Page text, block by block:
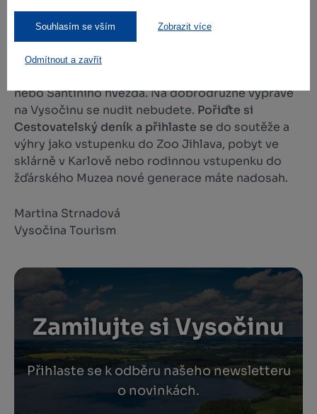
Souhlasím se vším Zobrazit více
Odmítnout a zavřít
lomů, na hrad Roštejn, Kámen, Dalešickou nebo
Vírskou přehradu, zámek v Jaroměřicích nad
Rokytnou, zříceninu Zubštejn, Milovské perničky,
Křemešník a další zajímavá místa. Odhalte skryté
nebo Santiniho hvězda. Na dobrodružné výpravě
na Vysočinu se nudit nebudete. Pořiďte si
Cestovatelský deník a přihlaste se do soutěže a
výhry jako vstupenku do Zoo Jihlava, pobyt ve
sklárně v Karlově nebo rodinnou vstupenku do
žďárského Muzea nové generace máte nadosah.
Martina Strnadová
Vysočina Tourism
Zamilujte si Vysočinu
Přihlaste se k odběru našeho newsletteru
o novinkách.